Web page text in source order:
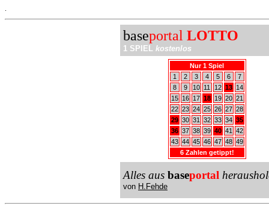
baseportal LOTTO
1 SPIEL kostenlos
Nur 1 Spiel
1
2 3 4 5 6
7
8
9 10 11 12 13
14
15
16 17 18 19 20 21
22 23 24 25 26 27 28
29 30 31 32 33 34 35
36 37 38 39 40 41
42
43 44 45 46 47 48 49
6 Zahlen getippt!
Alles aus baseportal
von H.Fehde